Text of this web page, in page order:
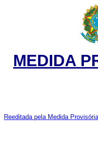
MEDIDA
Reeditada pela Medida